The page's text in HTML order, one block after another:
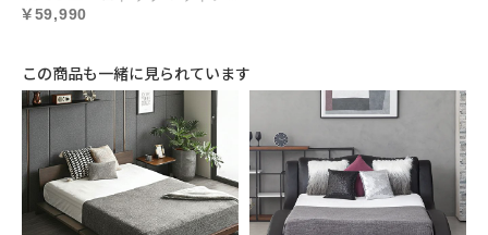
59,990
この商品も一緒に見られています